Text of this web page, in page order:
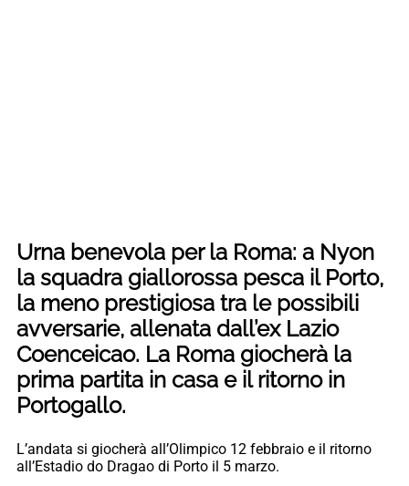
Urna benevola per la Roma: a Nyon
la squadra giallorossa pesca il Porto,
la meno prestigiosa tra le possibili
avversarie, allenata dall’ex Lazio
Coenceicao. La Roma giocherà la
prima partita in casa e il ritorno in
Portogallo.
L’andata si giocherà all’Olimpico 12 febbraio e il ritorno
all’Estadio do Dragao di Porto il 5 marzo.